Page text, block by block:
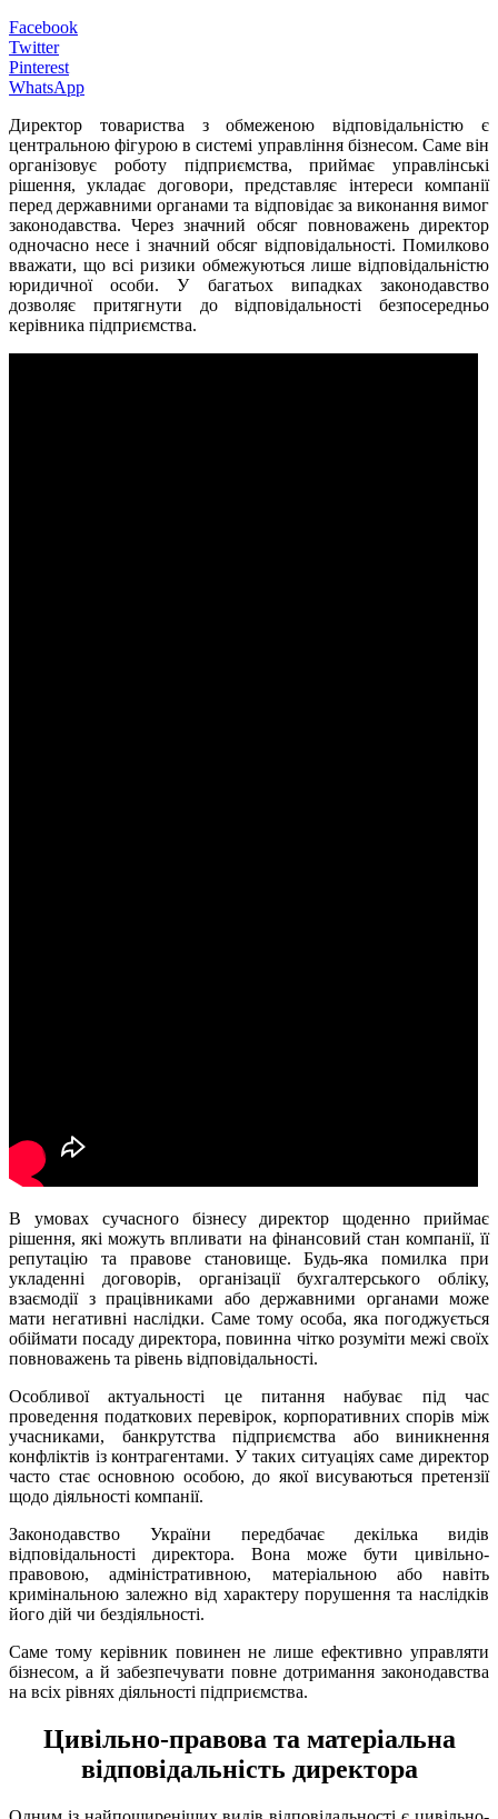
Facebook
Twitter
Pinterest
WhatsApp
Директор товариства з обмеженою відповідальністю є
центральною фігурою в системі управління бізнесом. Саме він
організовує роботу підприємства, приймає управлінські
рішення, укладає договори, представляє інтереси компанії
перед державними органами та відповідає за виконання вимог
законодавства. Через значний обсяг повноважень директор
одночасно несе і значний обсяг відповідальності. Помилково
вважати, що всі ризики обмежуються лише відповідальністю
юридичної особи. У багатьох випадках законодавство
дозволяє притягнути до відповідальності безпосередньо
керівника підприємства.
В умовах сучасного бізнесу директор щоденно приймає
рішення, які можуть впливати на фінансовий стан компанії, її
репутацію та правове становище. Будь-яка помилка при
укладенні договорів, організації бухгалтерського обліку,
взаємодії з працівниками або державними органами може
мати негативні наслідки. Саме тому особа, яка погоджується
обіймати посаду директора, повинна чітко розуміти межі своїх
повноважень та рівень відповідальності.
Особливої актуальності це питання набуває під час
проведення податкових перевірок, корпоративних спорів між
учасниками, банкрутства підприємства або виникнення
конфліктів із контрагентами. У таких ситуаціях саме директор
часто стає основною особою, до якої висуваються претензії
щодо діяльності компанії.
Законодавство України передбачає декілька видів
відповідальності директора. Вона може бути цивільно-
правовою, адміністративною, матеріальною або навіть
кримінальною залежно від характеру порушення та наслідків
його дій чи бездіяльності.
Саме тому керівник повинен не лише ефективно управляти
бізнесом, а й забезпечувати повне дотримання законодавства
на всіх рівнях діяльності підприємства.
Цивільно-правова та матеріальна
відповідальність директора